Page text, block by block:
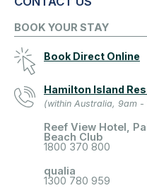
BOOK YOUR STAY
Book Direct Online
Hamilton Island
(within Australia, 9am -
Reef View Hotel,
Beach Club
1800 370 800
qualia
1300 780 959